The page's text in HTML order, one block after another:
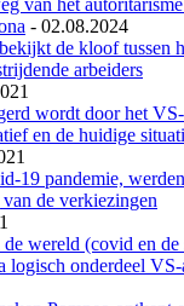
- 02.08.2024
de kloof tussen
arbeiders
wordt door het
en de huidige
19 pandemie,
de verkiezingen
wereld (covid en de
logisch onderdeel